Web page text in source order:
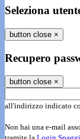
Seleziona
button close ×
Recupero
button close ×
all'indirizzo indicato
Non hai una e-mail